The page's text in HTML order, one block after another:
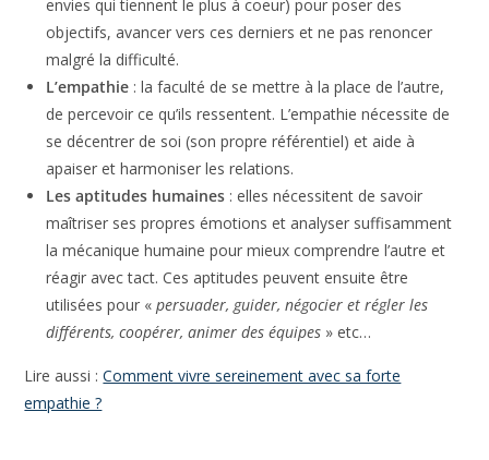
«facilitent notre travail au lieu d’interférer avec lui» ou
encore « savoir différer une récompense dans la poursuite
d’un objectif« . Enfin se remettre de plus en plus
rapidement après une perturbation émotionnelle.
La motivation: aller puiser dans son « pourquoi » (ses
envies qui tiennent le plus à coeur) pour poser des
objectifs, avancer vers ces derniers et ne pas renoncer
malgré la difficulté.
L’empathie: la faculté de se mettre à la place de l’autre,
de percevoir ce qu’ils ressentent. L’empathie nécessite
de se décentrer de soi (son propre référentiel) et aide à
apaiser et harmoniser les relations.
Les aptitudes humaines: elles nécessitent de savoir
maîtriser ses propres émotions et analyser
suffisamment la mécanique humaine pour mieux
comprendre l’autre et réagir avec tact. Ces aptitudes